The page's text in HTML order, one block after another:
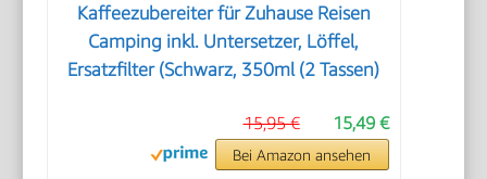
Kaffeezubereiter für Zuhause Reisen
Camping inkl. Untersetzer, Löffel,
Ersatzfilter (Schwarz, 350ml (2 Tassen)
15,49 €
15,95 €
Bei Amazon ansehen